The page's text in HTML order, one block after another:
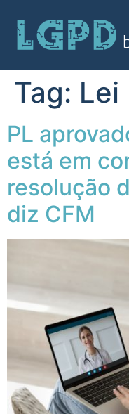
Tag: Lei
PL
está em
resolução
diz CFM